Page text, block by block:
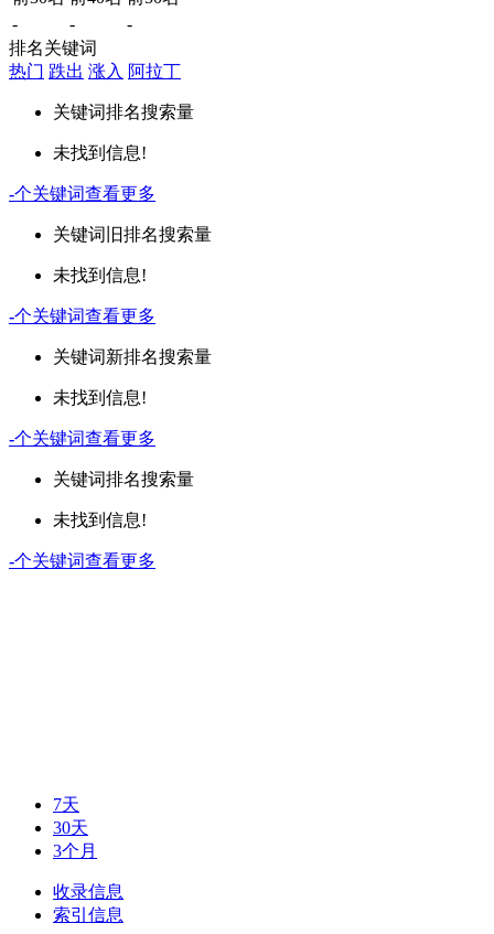
-
-
-
排名关键词
热门 跌出 涨入 阿拉丁
关键词排名搜索量
未找到信息!
-个关键词查看更多
关键词 旧排名搜索量
未找到信息!
-个关键词查看更多
关键词新排名搜索量
未找到信息!
-个关键词查看更多
关键词排名搜索量
未找到信息!
-个关键词查看更多
7天
30天
3个月
收录信息
索引信息